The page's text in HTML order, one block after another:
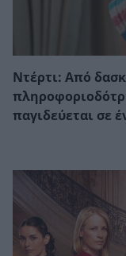
Ντέρτι: Από
παγιδεύεται σε